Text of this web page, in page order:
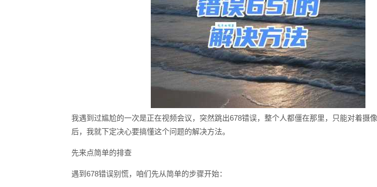
我遇到过尴尬的一次是正在视频会议，突然跳出678错误，整个人都僵在那里，只能对着摄
后，我就下定决心要搞懂这个问题的解决方法。
先来点简单的排查
遇到678错误别慌，咱们先从简单的步骤开始：